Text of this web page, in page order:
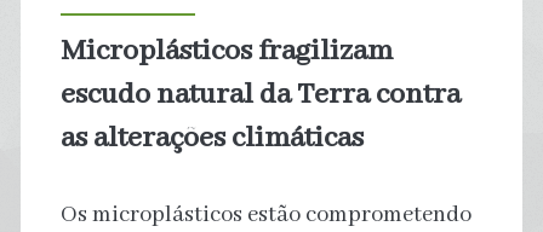
Microplásticos fragilizam
escudo natural da Terra contra
as alterações climáticas
Os microplásticos estão comprometendo